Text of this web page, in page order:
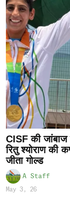
CISF की जांबाज
रितु श्योराण की
जीता गोल्ड
A Staff
May 3, 26